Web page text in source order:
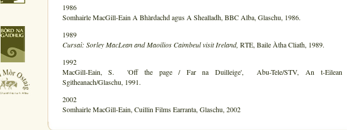
1986
Somhairle MacGill-Eain A Bhàrdachd agus A Shealladh, BBC Alba, Glaschu, 1986.
1989
Cursaì: Sorley MacLean and Maoilios Caimbeul visit Ireland, RTE, Baile Àtha Cliath, 1989.
1992
MacGill-Eain, S. 'Off the page / Far na Duilleige', Abu-Tele/STV, An t-Eilean
Sgitheanach/Glaschu, 1991.
2002
Somhairle MacGill-Eain, Cuillin Films Earranta, Glaschu, 2002